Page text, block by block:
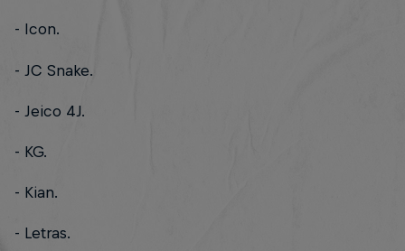
- Icon.
- JC Snake.
- Jeico 4J.
- KG.
- Kian.
- Letras.